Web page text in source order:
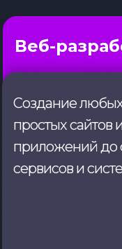
Веб-
Создание
простых сайтов
приложений до
сервисов и